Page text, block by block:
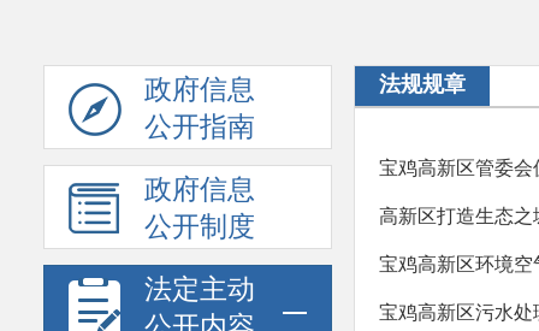
政府信息
公开指南
政府信息
公开制度
法定主动
法规规章
宝鸡高新区管委
高新区打造生态
宝鸡高新区环境
宝鸡高新区污水